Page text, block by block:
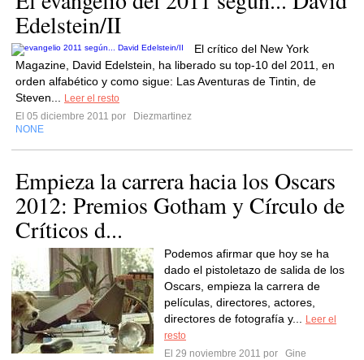
Edelstein/II
El crítico del New York
Magazine, David Edelstein, ha liberado su top-10 del 2011, en
orden alfabético y como sigue: Las Aventuras de Tintin, de
Steven...
Leer el resto
El 05 diciembre 2011 por
Diezmartinez
NONE
Empieza la carrera hacia los Oscars
2012: Premios Gotham y Círculo de
Críticos d...
Podemos afirmar que hoy se ha
dado el pistoletazo de salida de los
Oscars, empieza la carrera de
películas, directores, actores,
directores de fotografía y...
Leer el
resto
El 29 noviembre 2011 por
Gine